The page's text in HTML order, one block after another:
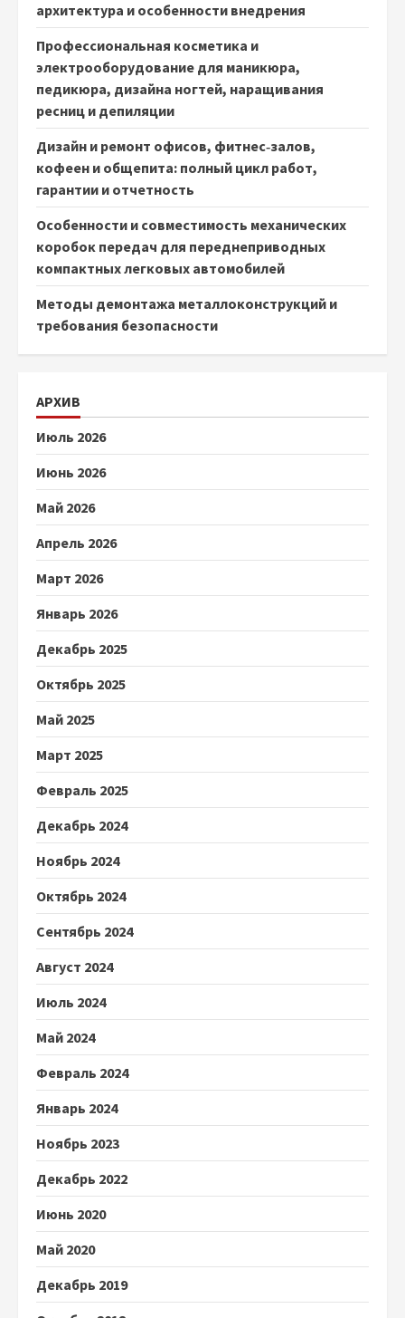
архитектура и особенности внедрения
Профессиональная косметика и
электрооборудование для маникюра,
педикюра, дизайна ногтей, наращивания
ресниц и депиляции
Дизайн и ремонт офисов, фитнес‑залов,
кофеен и общепита: полный цикл работ,
гарантии и отчетность
Особенности и совместимость механических
коробок передач для переднеприводных
компактных легковых автомобилей
Методы демонтажа металлоконструкций и
требования безопасности
АРХИВ
Июль 2026
Июнь 2026
Май 2026
Апрель 2026
Март 2026
Январь 2026
Декабрь 2025
Октябрь 2025
Май 2025
Март 2025
Февраль 2025
Декабрь 2024
Ноябрь 2024
Октябрь 2024
Сентябрь 2024
Август 2024
Июль 2024
Май 2024
Февраль 2024
Январь 2024
Ноябрь 2023
Декабрь 2022
Июнь 2020
Май 2020
Декабрь 2019